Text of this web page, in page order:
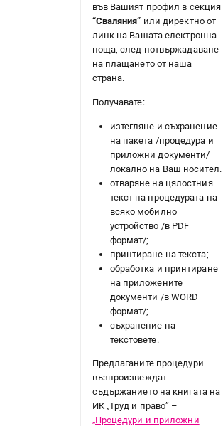
във Вашият профил в секция
“Сваляния” или директно от
линк на Вашата електронна
поща, след потвържадаване
на плащането от наша
страна.
Получавате:
изтегляне и съхранение
на пакета /процедура и
приложни документи/
локално на Ваш носител.
отваряне на цялостния
текст на процедурата на
всяко мобилно
устройство /в PDF
формат/;
принтиране на текста;
обработка и принтиране
на приложените
документи /в WORD
формат/;
съхранение на
текстовете.
Предлаганите процедури
възпроизвеждат
съдържанието на книгата на
ИК „Труд и право” –
„Процедури и приложни